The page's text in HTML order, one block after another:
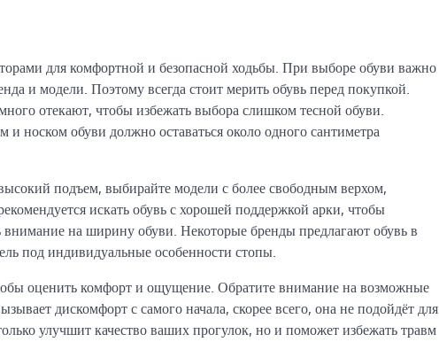
для комфортной и безопасной ходьбы. При выборе обуви важно
и модели. Поэтому всегда стоит мерить обувь перед покупкой.
отекают, чтобы избежать выбора слишком тесной обуви.
обуви должно оставаться около одного сантиметра
подъем, выбирайте модели с более свободным верхом,
искать обувь с хорошей поддержкой арки, чтобы
на ширину обуви. Некоторые бренды предлагают обувь в
под индивидуальные особенности стопы.
оценить комфорт и ощущение. Обратите внимание на возможные
дискомфорт с самого начала, скорее всего, она не подойдёт для
улучшит качество ваших прогулок, но и поможет избежать травм